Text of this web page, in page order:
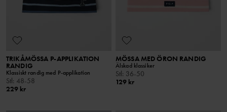
TRIKÅMÖSSA P-APPLIKATION
RANDIG
Klassiskt randig med P-applikation
Stl: 48-58
229 kr
MÖSSA MED ÖRON RANDIG
Älskad klassiker
Stl: 36-50
129 kr